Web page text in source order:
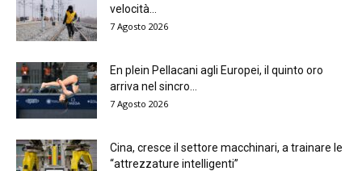
velocità...
7 Agosto 2026
En plein Pellacani agli Europei, il quinto oro
arriva nel sincro...
7 Agosto 2026
Cina, cresce il settore macchinari, a trainare le
“attrezzature intelligenti”